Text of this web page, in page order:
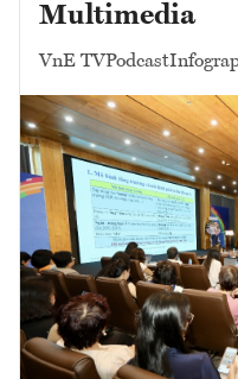
Multimedia
VnE TVPodcast